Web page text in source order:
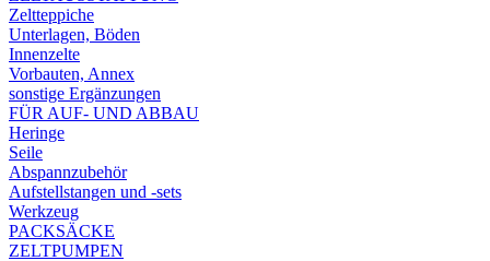
Zeltteppiche
Unterlagen, Böden
Innenzelte
Vorbauten, Annex
sonstige Ergänzungen
FÜR AUF- UND ABBAU
Heringe
Seile
Abspannzubehör
Aufstellstangen und -sets
Werkzeug
PACKSÄCKE
ZELTPUMPEN